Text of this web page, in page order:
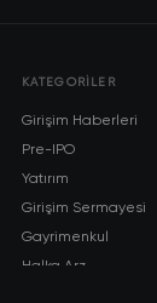
KATEGORILER
Girişim Haberleri
Pre-IPO
Yatırım
Girişim Sermayesi
Gayrimenkul
Halka Arz